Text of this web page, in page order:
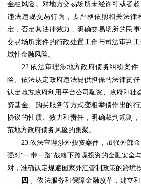
金融风险。对地方交易场所未经许可或者
违法违规交易行为，要严格依照相关法律
定，否定其法律效力，明确交易场所的民
交易场所案件的行政处置工作与司法审判
域性金融风险。
22.依法审理涉地方政府债务纠纷案
险。依法认定政府违法提供担保的法律责
认定地方政府利用平台公司融资、政府和社
资基金、购买服务等方式变相举债作出的
协议的性质、效力和责任，明确裁判规则
范地方政府债务风险的集聚。
23.依法审理涉外投资案件，加强外部
强对“一带一路”战略下跨境投资的金融安全
对，准确认定规避国家外汇管制政策的跨境
四 、依法服务和保障金融改革，建立